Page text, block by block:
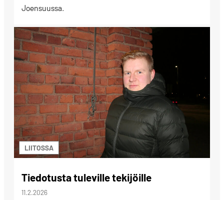
Joensuussa.
LIITOSSA
Tiedotusta tuleville tekijöille
11.2.2026